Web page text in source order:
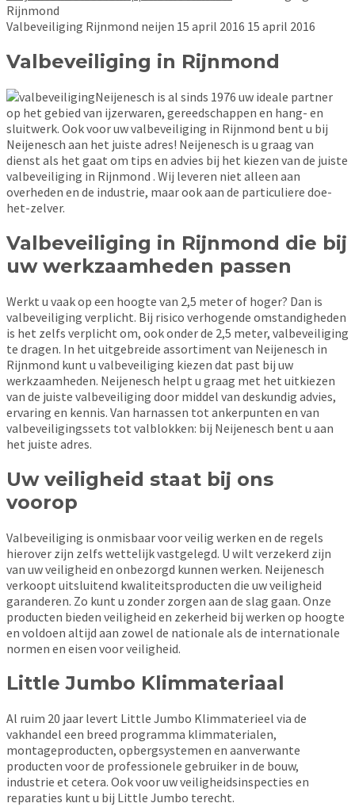
Rijnmond
Valbeveiliging Rijnmond neijen 15 april 2016 15 april 2016
Valbeveiliging in Rijnmond
Neijenesch is al sinds 1976 uw ideale partner
op het gebied van ijzerwaren, gereedschappen en hang- en
sluitwerk. Ook voor uw valbeveiliging in Rijnmond bent u bij
Neijenesch aan het juiste adres! Neijenesch is u graag van
dienst als het gaat om tips en advies bij het kiezen van de juiste
valbeveiliging in Rijnmond . Wij leveren niet alleen aan
overheden en de industrie, maar ook aan de particuliere doe-
het-zelver.
Valbeveiliging in Rijnmond die bij
uw werkzaamheden passen
Werkt u vaak op een hoogte van 2,5 meter of hoger? Dan is
valbeveiliging verplicht. Bij risico verhogende omstandigheden
is het zelfs verplicht om, ook onder de 2,5 meter, valbeveiliging
te dragen. In het uitgebreide assortiment van Neijenesch in
Rijnmond kunt u valbeveiliging kiezen dat past bij uw
werkzaamheden. Neijenesch helpt u graag met het uitkiezen
van de juiste valbeveiliging door middel van deskundig advies,
ervaring en kennis. Van harnassen tot ankerpunten en van
valbeveiligingssets tot valblokken: bij Neijenesch bent u aan
het juiste adres.
Uw veiligheid staat bij ons
voorop
Valbeveiliging is onmisbaar voor veilig werken en de regels
hierover zijn zelfs wettelijk vastgelegd. U wilt verzekerd zijn
van uw veiligheid en onbezorgd kunnen werken. Neijenesch
verkoopt uitsluitend kwaliteitsproducten die uw veiligheid
garanderen. Zo kunt u zonder zorgen aan de slag gaan. Onze
producten bieden veiligheid en zekerheid bij werken op hoogte
en voldoen altijd aan zowel de nationale als de internationale
normen en eisen voor veiligheid.
Little Jumbo Klimmateriaal
Al ruim 20 jaar levert Little Jumbo Klimmaterieel via de
vakhandel een breed programma klimmaterialen,
montageproducten, opbergsystemen en aanverwante
producten voor de professionele gebruiker in de bouw,
industrie et cetera. Ook voor uw veiligheidsinspecties en
reparaties kunt u bij Little Jumbo terecht.